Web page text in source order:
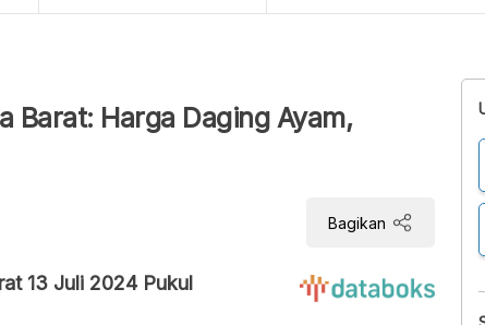
Barat: Harga Daging Ayam,
Bagikan
13 Juli 2024 Pukul